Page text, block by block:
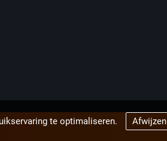
te optimaliseren. Afwijzen